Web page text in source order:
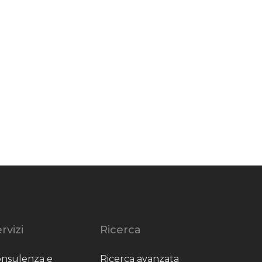
e
Ricerca
Ricerca avanzata